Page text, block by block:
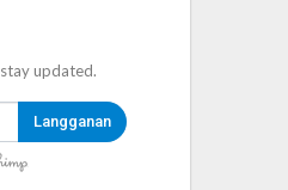
updated.
Langganan